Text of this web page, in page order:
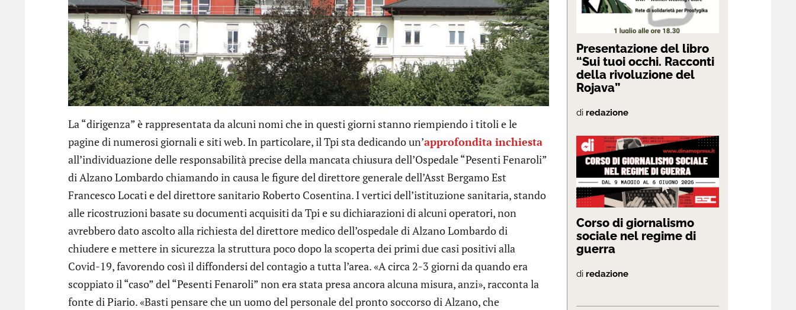
La “dirigenza” è rappresentata da alcuni nomi che in questi giorni stanno riempiendo i titoli e le
pagine di numerosi giornali e siti web. In particolare, il Tpi sta dedicando un’approfondita inchiesta
all’individuazione delle responsabilità precise della mancata chiusura dell’Ospedale “Pesenti Fenaroli”
di Alzano Lombardo chiamando in causa le figure del direttore generale dell’Asst Bergamo Est
Francesco Locati e del direttore sanitario Roberto Cosentina. I vertici dell’istituzione sanitaria, stando
alle ricostruzioni basate su documenti acquisiti da Tpi e su dichiarazioni di alcuni operatori, non
avrebbero dato ascolto alla richiesta del direttore medico dell’ospedale di Alzano Lombardo di
chiudere e mettere in sicurezza la struttura poco dopo la scoperta dei primi due casi positivi alla
Covid-19, favorendo così il diffondersi del contagio a tutta l’area. «A circa 2-3 giorni da quando era
scoppiato il “caso” del “Pesenti Fenaroli” non era stata presa ancora alcuna misura, anzi», racconta la
fonte di Piario. «Basti pensare che un uomo del personale del pronto soccorso di Alzano, che
Presentazione del libro
“Sui tuoi occhi. Racconti
della rivoluzione del
Rojava”
di redazione
Corso di giornalismo
sociale nel regime di
guerra
di redazione